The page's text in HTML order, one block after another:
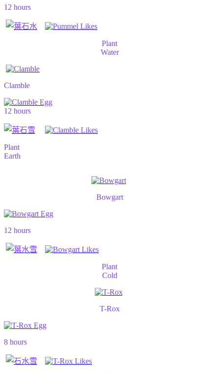
12 hours
Plant
Water
Clamble
12 hours
Plant
Earth
Bowgart
12 hours
Plant
Cold
T-Rox
8 hours